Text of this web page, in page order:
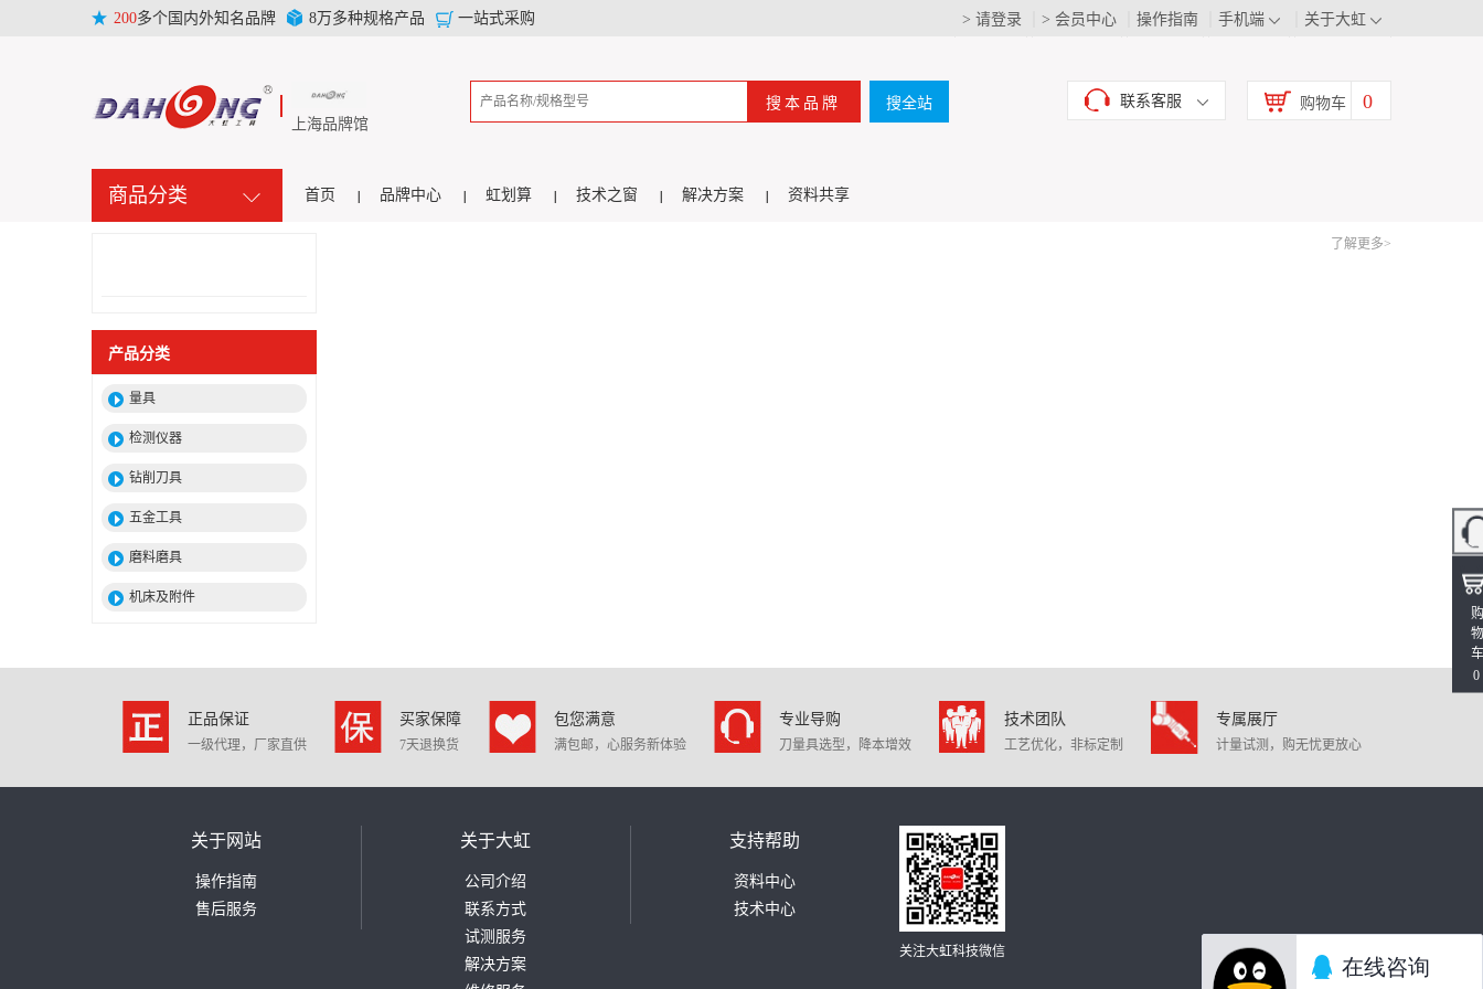
200多个国内外知名品牌 8万多种规格产品 一站式采购 > 请登录 > 会员中心 操作指南 手机端 关于大虹
上海品牌馆
搜本品牌 搜全站 联系客服 购物车 0
商品分类 首页 品牌中心 虹划算 技术之窗 解决方案 资料共享
产品分类
量具
检测仪器
钻削刀具
五金工具
磨料磨具
机床及附件
了解更多>
正品保证
一级代理，厂家直供
买家保障
7天退换货
包您满意
满包邮，心服务新体验
专业导购
刀量具选型，降本增效
技术团队
工艺优化，非标定制
专属展厅
计量试测，购无忧更放心
关于网站
操作指南
售后服务
关于大虹
公司介绍
联系方式
试测服务
解决方案
支持帮助
资料中心
技术中心
关注大虹科技微信
购
物
车
0